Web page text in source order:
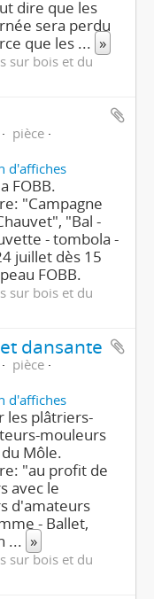
dire que les
sera perdu
que les ... »
sur bois et du
pièce
d'affiches
FOBB.
"Campagne
"Bal -
- tombola -
juillet dès 15
FOBB.
sur bois et du
dansante
pièce
d'affiches
les plâtriers-
mouleurs
du Môle.
"au profit de
avec le
d'amateurs
- Ballet,
... »
sur bois et du